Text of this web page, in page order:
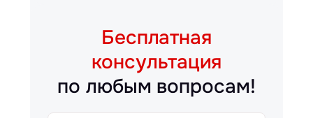
Бесплатная
консультация
по любым вопросам!